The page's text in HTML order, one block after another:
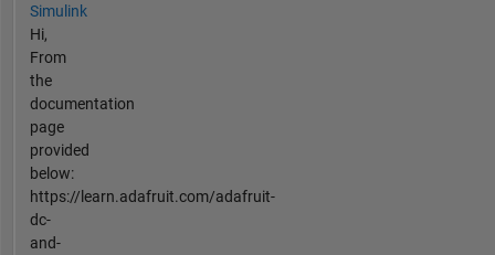
Simulink
Hi,
From
the
documentation
page
provided
below:
https://learn.adafruit.com/adafruit-
dc-
and-